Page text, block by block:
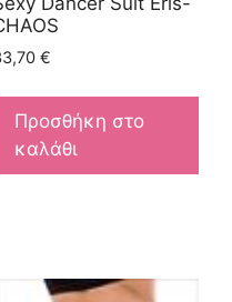
€
Προσθήκη στο
καλάθι